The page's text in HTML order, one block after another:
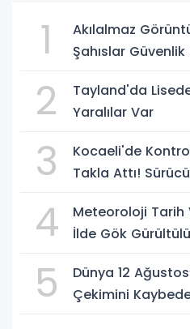
1
Akılalmaz
Şahıslar
2
Tayland'da Lisede
Yaralılar Var
3
Kocaeli'de
Takla Attı!
4
Meteoroloji Tarih
İlde Gök
5
Dünya 12
Çekimini